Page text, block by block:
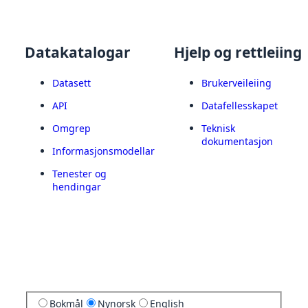
Datakatalogar
Datasett
API
Omgrep
Informasjonsmodellar
Tenester og
hendingar
Hjelp og rettleiing
Brukerveileiing
Datafellesskapet
Teknisk
dokumentasjon
Bokmål Nynorsk English